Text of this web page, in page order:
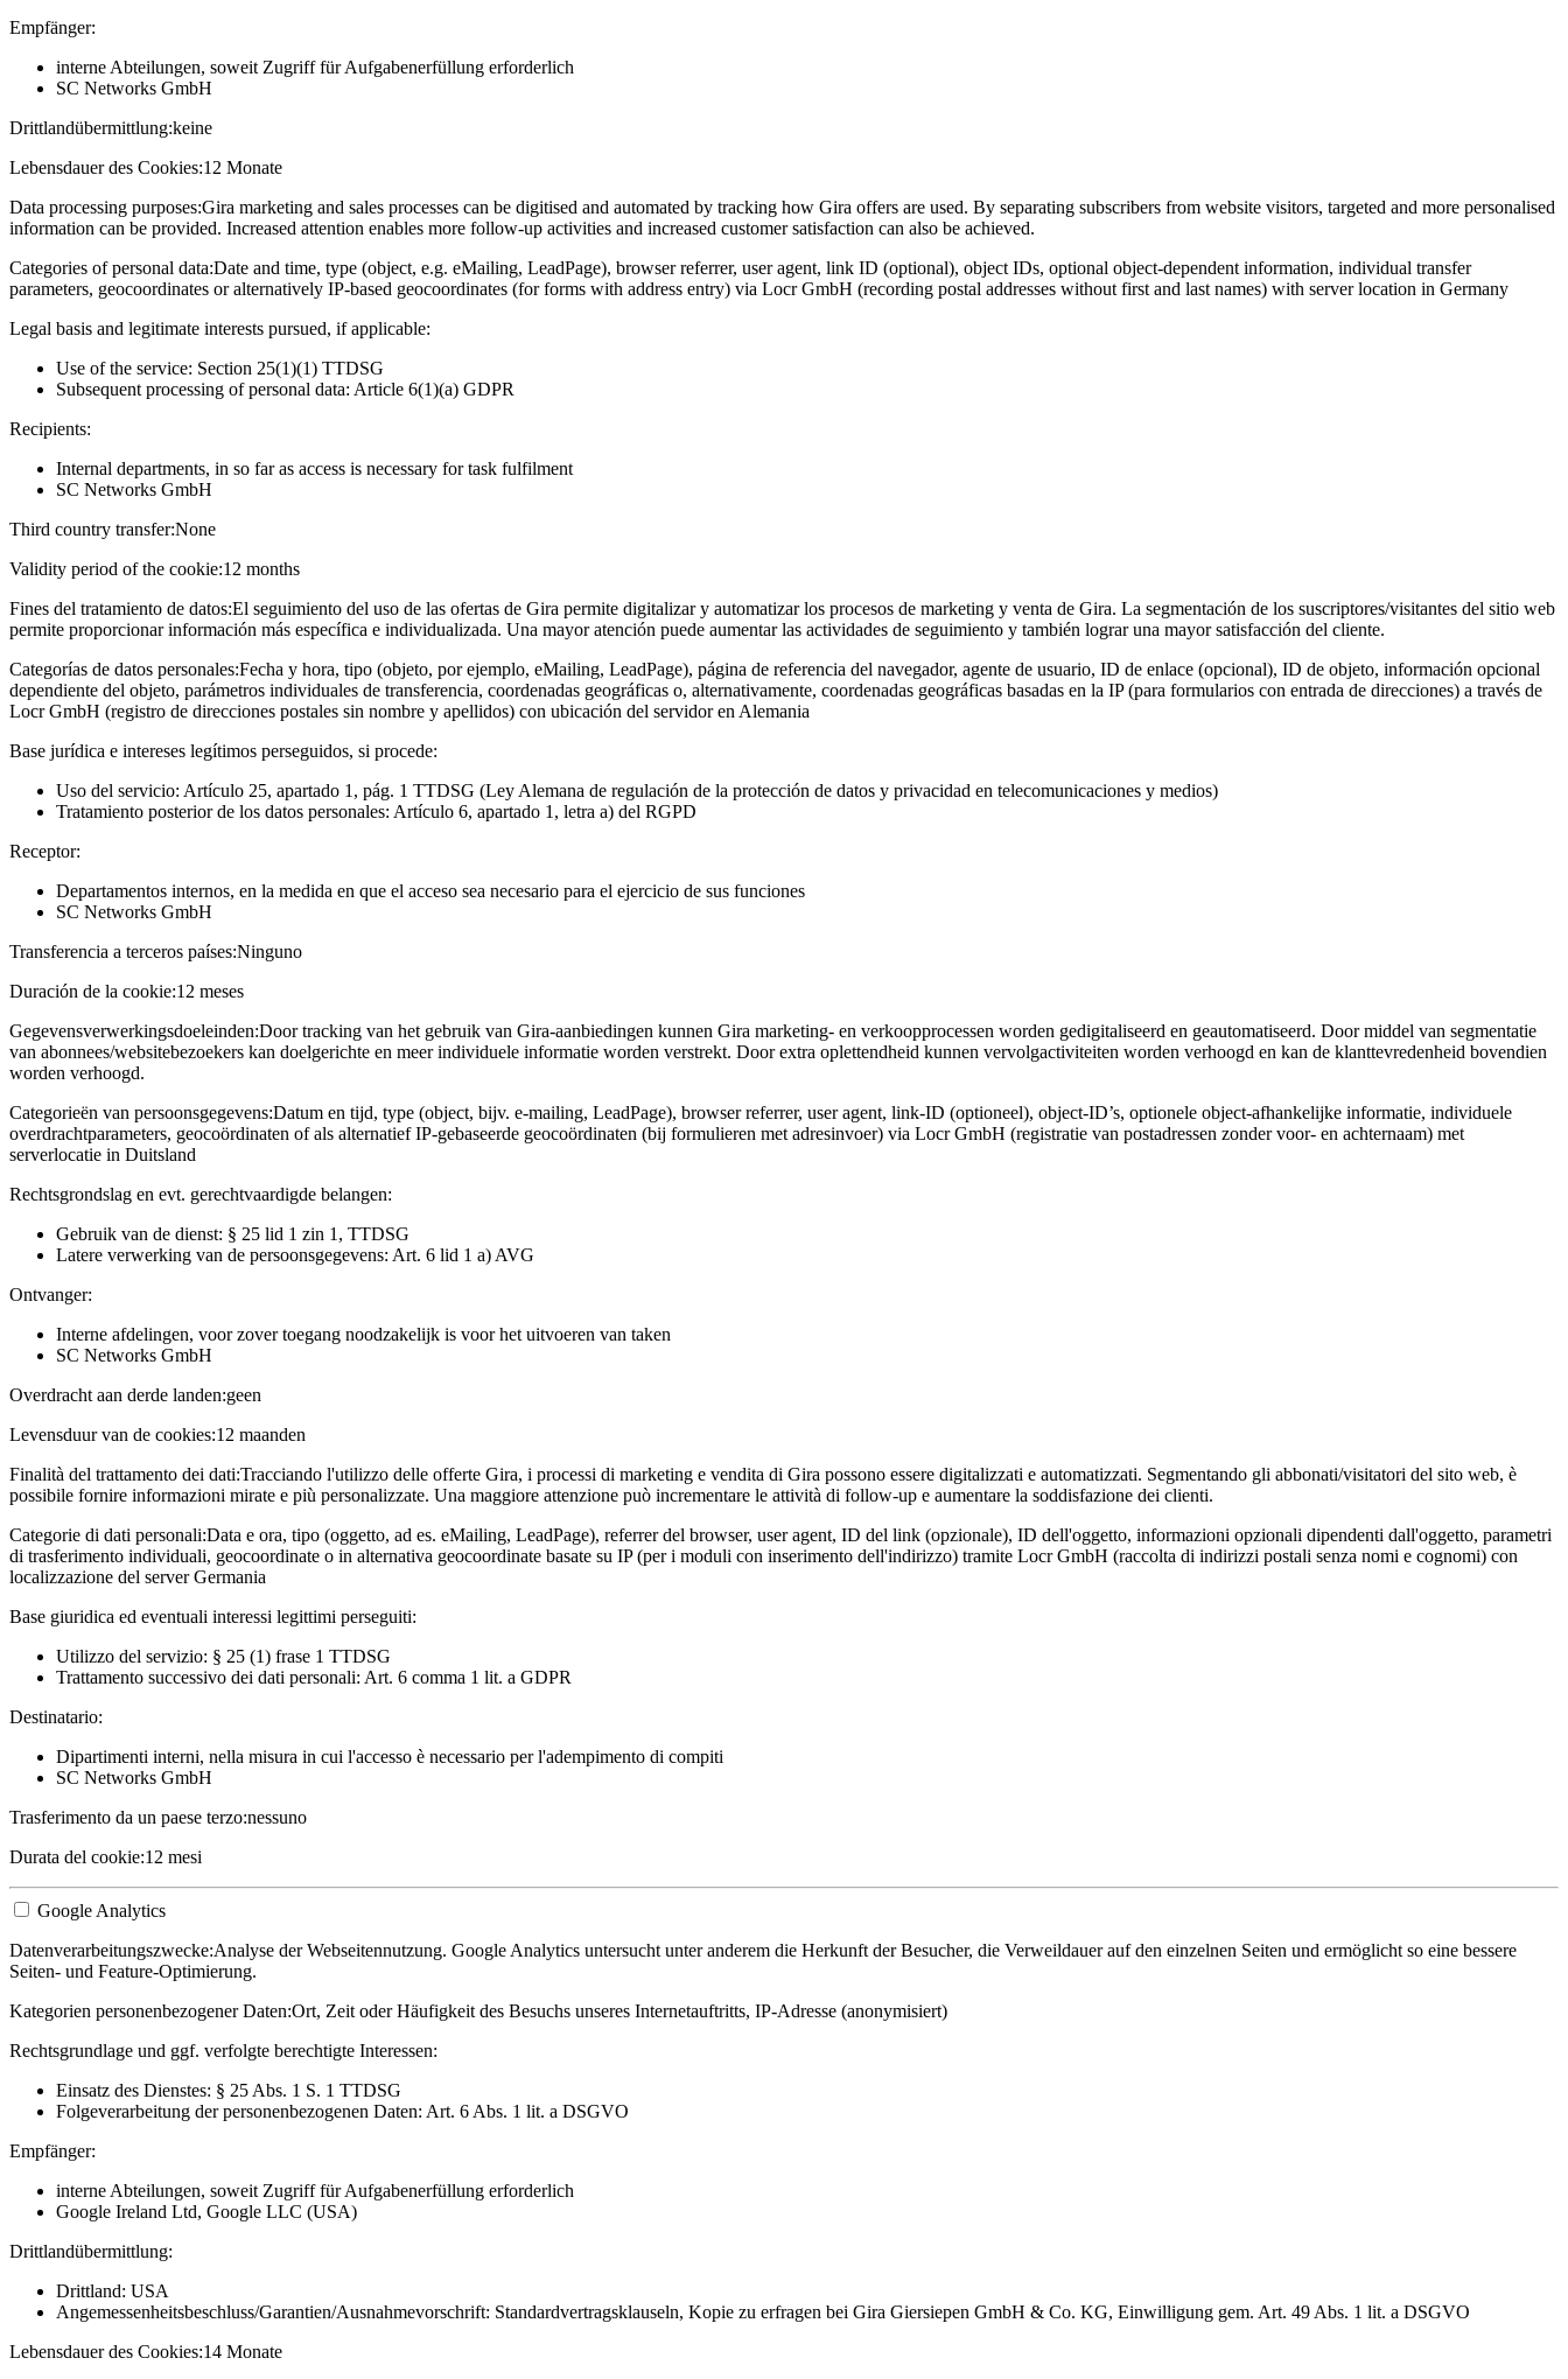
Empfänger:
interne Abteilungen, soweit Zugriff für Aufgabenerfüllung erforderlich
SC Networks GmbH
Drittlandübermittlung:keine
Lebensdauer des Cookies:12 Monate
Data processing purposes:Gira marketing and sales processes can be digitised and automated by tracking how Gira offers are used. By separating subscribers from website visitors, targeted and more personalised
information can be provided. Increased attention enables more follow-up activities and increased customer satisfaction can also be achieved.
Categories of personal data:Date and time, type (object, e.g. eMailing, LeadPage), browser referrer, user agent, link ID (optional), object IDs, optional object-dependent information, individual transfer
parameters, geocoordinates or alternatively IP-based geocoordinates (for forms with address entry) via Locr GmbH (recording postal addresses without first and last names) with server location in Germany
Legal basis and legitimate interests pursued, if applicable:
Use of the service: Section 25(1)(1) TTDSG
Subsequent processing of personal data: Article 6(1)(a) GDPR
Recipients:
Internal departments, in so far as access is necessary for task fulfilment
SC Networks GmbH
Third country transfer:None
Validity period of the cookie:12 months
Fines del tratamiento de datos:El seguimiento del uso de las ofertas de Gira permite digitalizar y automatizar los procesos de marketing y venta de Gira. La segmentación de los suscriptores/visitantes del sitio web
permite proporcionar información más específica e individualizada. Una mayor atención puede aumentar las actividades de seguimiento y también lograr una mayor satisfacción del cliente.
Categorías de datos personales:Fecha y hora, tipo (objeto, por ejemplo, eMailing, LeadPage), página de referencia del navegador, agente de usuario, ID de enlace (opcional), ID de objeto, información opcional
dependiente del objeto, parámetros individuales de transferencia, coordenadas geográficas o, alternativamente, coordenadas geográficas basadas en la IP (para formularios con entrada de direcciones) a través de
Locr GmbH (registro de direcciones postales sin nombre y apellidos) con ubicación del servidor en Alemania
Base jurídica e intereses legítimos perseguidos, si procede:
Uso del servicio: Artículo 25, apartado 1, pág. 1 TTDSG (Ley Alemana de regulación de la protección de datos y privacidad en telecomunicaciones y medios)
Tratamiento posterior de los datos personales: Artículo 6, apartado 1, letra a) del RGPD
Receptor:
Departamentos internos, en la medida en que el acceso sea necesario para el ejercicio de sus funciones
SC Networks GmbH
Transferencia a terceros países:Ninguno
Duración de la cookie:12 meses
Gegevensverwerkingsdoeleinden:Door tracking van het gebruik van Gira-aanbiedingen kunnen Gira marketing- en verkoopprocessen worden gedigitaliseerd en geautomatiseerd. Door middel van segmentatie
van abonnees/websitebezoekers kan doelgerichte en meer individuele informatie worden verstrekt. Door extra oplettendheid kunnen vervolgactiviteiten worden verhoogd en kan de klanttevredenheid bovendien
worden verhoogd.
Categorieën van persoonsgegevens:Datum en tijd, type (object, bijv. e-mailing, LeadPage), browser referrer, user agent, link-ID (optioneel), object-ID’s, optionele object-afhankelijke informatie, individuele
overdrachtparameters, geocoördinaten of als alternatief IP-gebaseerde geocoördinaten (bij formulieren met adresinvoer) via Locr GmbH (registratie van postadressen zonder voor- en achternaam) met
serverlocatie in Duitsland
Rechtsgrondslag en evt. gerechtvaardigde belangen:
Gebruik van de dienst: § 25 lid 1 zin 1, TTDSG
Latere verwerking van de persoonsgegevens: Art. 6 lid 1 a) AVG
Ontvanger:
Interne afdelingen, voor zover toegang noodzakelijk is voor het uitvoeren van taken
SC Networks GmbH
Overdracht aan derde landen:geen
Levensduur van de cookies:12 maanden
Finalità del trattamento dei dati:Tracciando l'utilizzo delle offerte Gira, i processi di marketing e vendita di Gira possono essere digitalizzati e automatizzati. Segmentando gli abbonati/visitatori del sito web, è
possibile fornire informazioni mirate e più personalizzate. Una maggiore attenzione può incrementare le attività di follow-up e aumentare la soddisfazione dei clienti.
Categorie di dati personali:Data e ora, tipo (oggetto, ad es. eMailing, LeadPage), referrer del browser, user agent, ID del link (opzionale), ID dell'oggetto, informazioni opzionali dipendenti dall'oggetto, parametri
di trasferimento individuali, geocoordinate o in alternativa geocoordinate basate su IP (per i moduli con inserimento dell'indirizzo) tramite Locr GmbH (raccolta di indirizzi postali senza nomi e cognomi) con
localizzazione del server Germania
Base giuridica ed eventuali interessi legittimi perseguiti:
Utilizzo del servizio: § 25 (1) frase 1 TTDSG
Trattamento successivo dei dati personali: Art. 6 comma 1 lit. a GDPR
Destinatario:
Dipartimenti interni, nella misura in cui l'accesso è necessario per l'adempimento di compiti
SC Networks GmbH
Trasferimento da un paese terzo:nessuno
Durata del cookie:12 mesi
Google Analytics
Datenverarbeitungszwecke:Analyse der Webseitennutzung. Google Analytics untersucht unter anderem die Herkunft der Besucher, die Verweildauer auf den einzelnen Seiten und ermöglicht so eine bessere
Seiten- und Feature-Optimierung.
Kategorien personenbezogener Daten:Ort, Zeit oder Häufigkeit des Besuchs unseres Internetauftritts, IP-Adresse (anonymisiert)
Rechtsgrundlage und ggf. verfolgte berechtigte Interessen:
Einsatz des Dienstes: § 25 Abs. 1 S. 1 TTDSG
Folgeverarbeitung der personenbezogenen Daten: Art. 6 Abs. 1 lit. a DSGVO
Empfänger:
interne Abteilungen, soweit Zugriff für Aufgabenerfüllung erforderlich
Google Ireland Ltd, Google LLC (USA)
Drittlandübermittlung:
Drittland: USA
Angemessenheitsbeschluss/Garantien/Ausnahmevorschrift: Standardvertragsklauseln, Kopie zu erfragen bei Gira Giersiepen GmbH & Co. KG, Einwilligung gem. Art. 49 Abs. 1 lit. a DSGVO
Lebensdauer des Cookies:14 Monate